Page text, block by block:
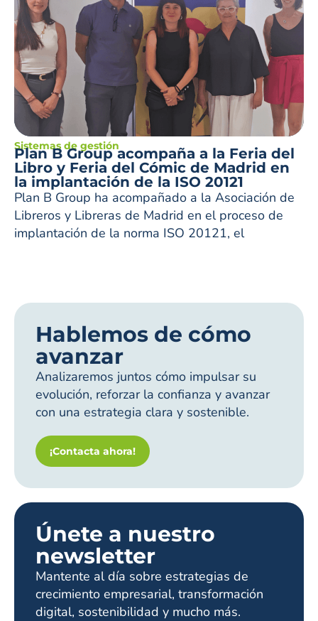
Sistemas de gestión
Plan B Group acompaña a la Feria del
Libro y Feria del Cómic de Madrid en
la implantación de la ISO 20121
Plan B Group ha acompañado a la Asociación de
Libreros y Libreras de Madrid en el proceso de
implantación de la norma ISO 20121, el
Hablemos de cómo
avanzar
Analizaremos juntos cómo impulsar su
evolución, reforzar la confianza y avanzar
con una estrategia clara y sostenible.
¡Contacta ahora!
Únete a nuestro
newsletter
Mantente al día sobre estrategias de
crecimiento empresarial, transformación
digital, sostenibilidad y mucho más.